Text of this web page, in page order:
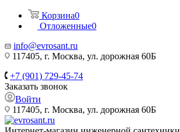
Корзина0
Отложенные0
info@evrosant.ru
117405, г. Москва, ул. дорожная 60Б
+7 (901) 729-45-74
Заказать звонок
Войти
117405, г. Москва, ул. дорожная 60Б